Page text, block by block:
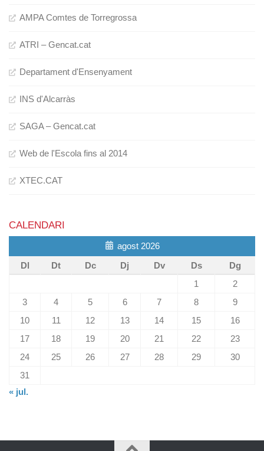
AMPA Comtes de Torregrossa
ATRI – Gencat.cat
Departament d'Ensenyament
INS d'Alcarràs
SAGA – Gencat.cat
Web de l'Escola fins al 2014
XTEC.CAT
CALENDARI
agost 2026
Dl
Dt Dc Dj Dv Ds
Dg
1
2
3
4 5 6 7 8
9
10
11 12 13 14 15
16
17
18 19 20 21 22
23
24
25 26 27 28 29
30
31
« jul.